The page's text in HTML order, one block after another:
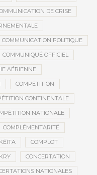
DE CRISE
COMMUNICATION POLITIQUE
COMMUNIQUÉ OFFICIEL
AÉRIENNE
COMPÉTITION
CONTINENTALE
NATIONALE
COMPLÉMENTARITÉ
COMPLOT
CONCERTATION
NATIONALES